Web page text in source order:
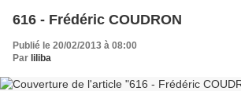
616 - Frédéric COUDRON
Publié le 20/02/2013 à 08:00
Par liliba